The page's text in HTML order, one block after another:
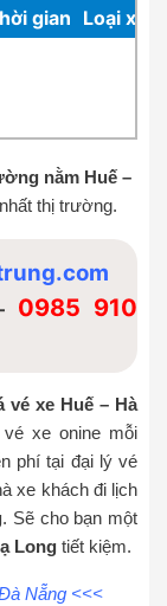
gian Loại xe
nằm Huế –
thị trường.
0985 910
vé xe Huế – Hà
xe onine mỗi
phí tại đại lý vé
xe khách đi lịch
. Sẽ cho bạn một
Long tiết kiệm.
Nẵng<<<